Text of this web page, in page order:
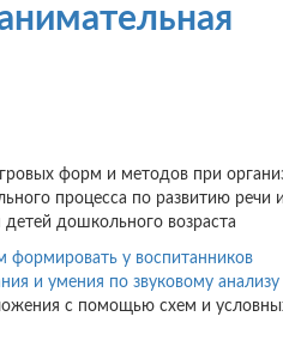
форм и методов при
процесса по развитию речи
дошкольного возраста
формировать у воспитанников
и умения по звуковому анализу
с помощью схем и